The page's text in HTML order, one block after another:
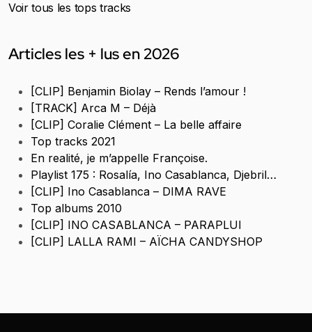
Voir tous les tops tracks
Articles les + lus en 2026
[CLIP] Benjamin Biolay – Rends l’amour !
[TRACK] Arca M – Déjà
[CLIP] Coralie Clément – La belle affaire
Top tracks 2021
En realité, je m’appelle Françoise.
Playlist 175 : Rosalía, Ino Casablanca, Djebril…
[CLIP] Ino Casablanca – DIMA RAVE
Top albums 2010
[CLIP] INO CASABLANCA – PARAPLUI
[CLIP] LALLA RAMI – AÏCHA CANDYSHOP